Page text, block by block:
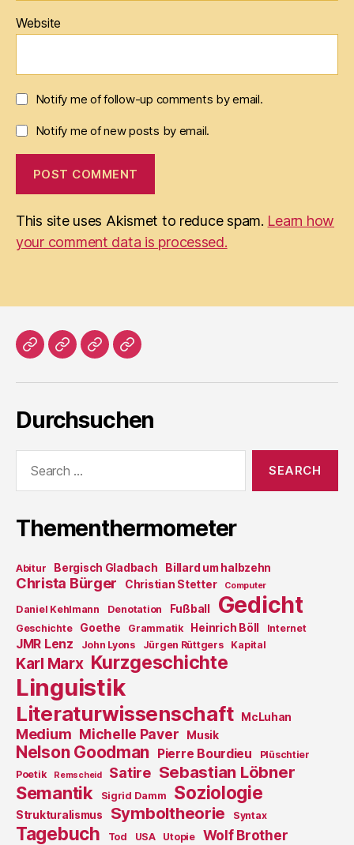
Website
Notify me of follow-up comments by email.
Notify me of new posts by email.
This site uses Akismet to reduce spam. Learn how
your comment data is processed.
HomeLiteratur
ProsaImpressum
Durchsuchen
Thementhermometer
Abitur Bergisch Gladbach Billard um halbzehn
Christa Bürger Christian Stetter Computer
Daniel Kehlmann Denotation Fußball Gedicht
Geschichte Goethe Grammatik Heinrich Böll Internet
JMR Lenz John Lyons Jürgen Rüttgers Kapital
Karl Marx Kurzgeschichte
Linguistik
Literaturwissenschaft McLuhan
Medium Michelle Paver Musik
Nelson Goodman Pierre Bourdieu
Plüschtier
Poetik
Remscheid Satire Sebastian Löbner
Semantik Sigrid Damm Soziologie
Strukturalismus Symboltheorie Syntax
Tagebuch Tod USA Utopie Wolf Brother